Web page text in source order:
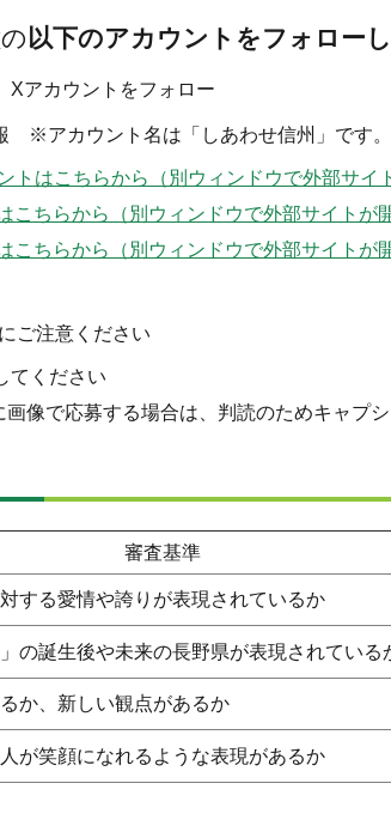
以下のアカウントをフォロー
アカウントをフォロー
※アカウント名は「しあわせ信州」です。
トはこちらから（別ウィンドウで外部サイ
こちらから（別ウィンドウで外部サイトが
こちらから（別ウィンドウで外部サイトが
ご注意ください
てください
画像で応募する場合は、判読のためキャプ
審査基準
する愛情や誇りが表現されているか
の誕生後や未来の長野県が表現されている
か、新しい観点があるか
が笑顔になれるような表現があるか